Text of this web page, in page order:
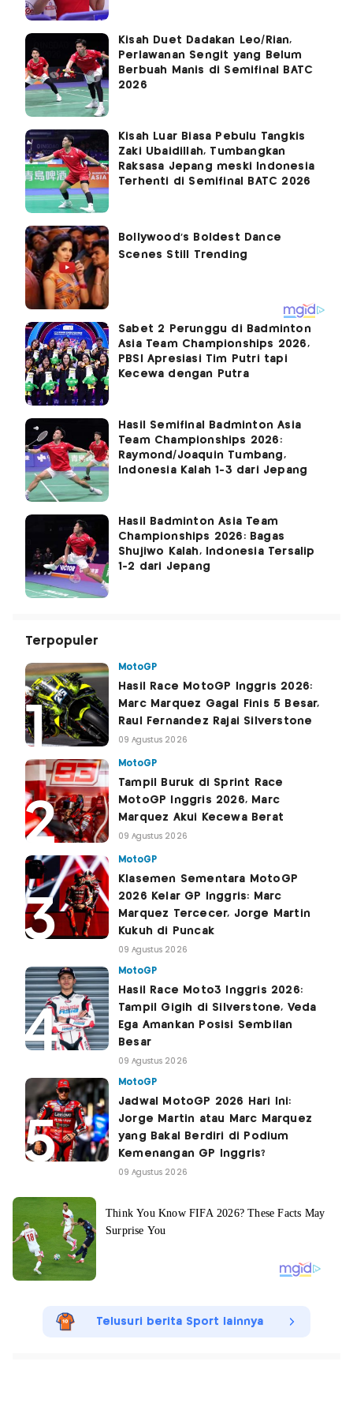
Kisah Duet Dadakan Leo/Rian,
Perlawanan Sengit yang Belum
Berbuah Manis di Semifinal BATC
2026
Kisah Luar Biasa Pebulu Tangkis
Zaki Ubaidillah, Tumbangkan
Raksasa Jepang meski Indonesia
Terhenti di Semifinal BATC 2026
Sabet 2 Perunggu di Badminton
Asia Team Championships 2026,
PBSI Apresiasi Tim Putri tapi
Kecewa dengan Putra
Hasil Semifinal Badminton Asia
Team Championships 2026:
Raymond/Joaquin Tumbang,
Indonesia Kalah 1-3 dari Jepang
Hasil Badminton Asia Team
Championships 2026: Bagas
Shujiwo Kalah, Indonesia Tersalip
1-2 dari Jepang
Terpopuler
MotoGP
Hasil Race MotoGP Inggris 2026:
Marc Marquez Gagal Finis 5 Besar,
Raul Fernandez Rajai Silverstone
09 Agustus 2026
MotoGP
Tampil Buruk di Sprint Race
MotoGP Inggris 2026, Marc
Marquez Akui Kecewa Berat
09 Agustus 2026
MotoGP
Klasemen Sementara MotoGP
2026 Kelar GP Inggris: Marc
Marquez Tercecer, Jorge Martin
Kukuh di Puncak
09 Agustus 2026
MotoGP
Hasil Race Moto3 Inggris 2026:
Tampil Gigih di Silverstone, Veda
Ega Amankan Posisi Sembilan
Besar
09 Agustus 2026
MotoGP
Jadwal MotoGP 2026 Hari Ini:
Jorge Martin atau Marc Marquez
yang Bakal Berdiri di Podium
Kemenangan GP Inggris?
09 Agustus 2026
Telusuri berita Sport lainnya